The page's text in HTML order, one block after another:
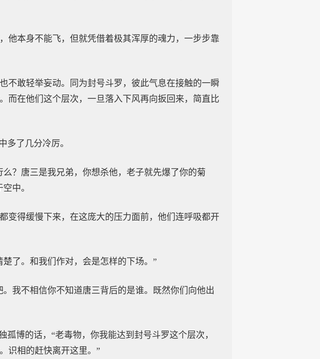
他本身不能飞，但就凭借着极其浑厚的魂力，一步步靠
不敢轻举妄动。同为封号斗罗，彼此气息在接触的一瞬
而在他们这个层次，一旦落入下风再向扳回来，简直比
多了几分冷厉。
？唐三是我兄弟，你想杀他，老子就先爆了你的菊
中。
变得缓慢下来，在这庞大的压力面前，他们连呼吸都开
了。和我们作对，会是怎样的下场。”
我不相信你不知道唐三背后的是谁。既然你们向他出
博的话，“老毒物，你我能达到封号斗罗这个层次，
识相的赶快离开这里。”